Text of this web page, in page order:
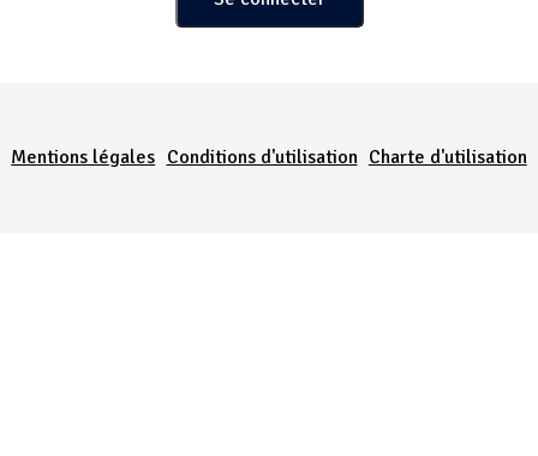
Mentions légales Conditions d'utilisation Charte d'utilisation